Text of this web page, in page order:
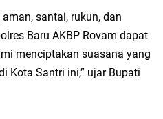
Lewat Pemanfaatan Gedung C
Gowes dan Pasar Ahad
santai, rukun, dan
Baru AKBP Rovam dapat
menciptakan suasana yang
Kota Santri ini,” ujar Bupati